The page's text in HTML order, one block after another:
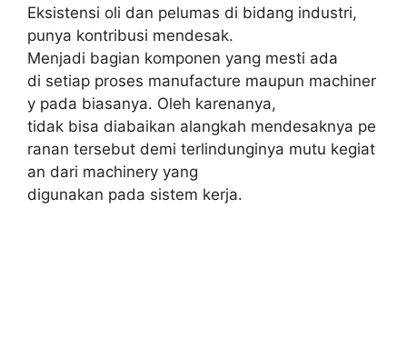
Eksistensi oli dan pelumas di bidang industri,
punya kontribusi mendesak.
Menjadi bagian komponen yang mesti ada
di setiap proses manufacture maupun machiner
y pada biasanya. Oleh karenanya,
tidak bisa diabaikan alangkah mendesaknya pe
ranan tersebut demi terlindunginya mutu kegiat
an dari machinery yang
digunakan pada sistem kerja.